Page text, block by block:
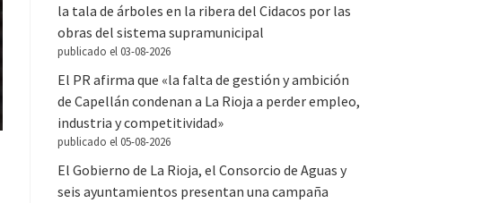
la tala de árboles en la ribera del Cidacos por las
obras del sistema supramunicipal
publicado el 03-08-2026
El PR afirma que «la falta de gestión y ambición
de Capellán condenan a La Rioja a perder empleo,
industria y competitividad»
publicado el 05-08-2026
El Gobierno de La Rioja, el Consorcio de Aguas y
seis ayuntamientos presentan una campaña